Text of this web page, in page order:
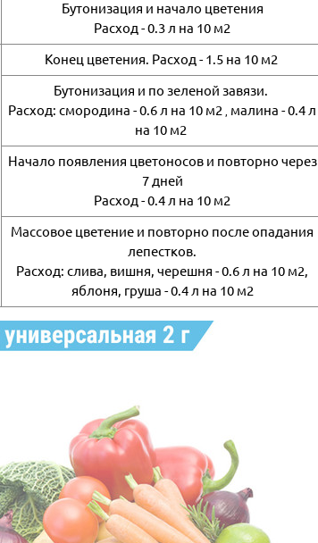
Бутонизация и начало цветения
Расход - 0.3 л на 10 м2
Конец цветения. Расход - 1.5 на 10 м2
Бутонизация и по зеленой завязи.
Расход: смородина - 0.6 л на 10 м2
малина - 0.4 л
на 10 м2
Начало появления цветоносов и повторно через
7 дней
Расход - 0.4 л на 10 м2
Массовое цветение и повторно после опадания
лепестков.
Расход: слива, вишня, черешня - 0.6 л на 10 м2,
яблоня, груша - 0.4 л на 10 м2